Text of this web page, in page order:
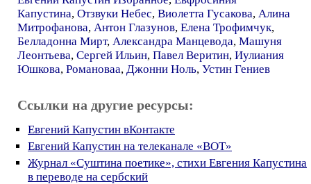
Капустина, Отзвуки Небес, Виолетта Гусакова, Алина
Митрофанова, Антон Глазунов, Елена Трофимчук,
Белладонна Мирт, Александра Манцевода, Машуня
Леонтьева, Сергей Ильин, Павел Веритин, Иулиания
Юшкова, Романоваа, Джонни Ноль, Устин Гениев
Ссылки на другие ресурсы:
Евгений Капустин вКонтакте
Евгений Капустин на телеканале «ВОТ»
Журнал «Суштина поетике», стихи Евгения Капустина
в переводе на сербский